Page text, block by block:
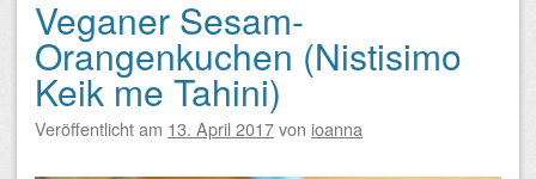
Veganer Sesam-
Orangenkuchen (Nistisimo
Keik me Tahini)
Veröffentlicht am 13. April 2017von ioanna